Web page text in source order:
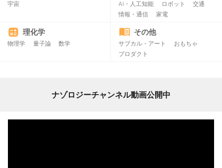
宇宙 AI・人工知能 ロボット
交通
情報・通信
家電
理化学
物理学 量子論 数学
その他
サブカル・アート
おもちゃ
プロダクト
ナゾロジーチャンネル動画公開中